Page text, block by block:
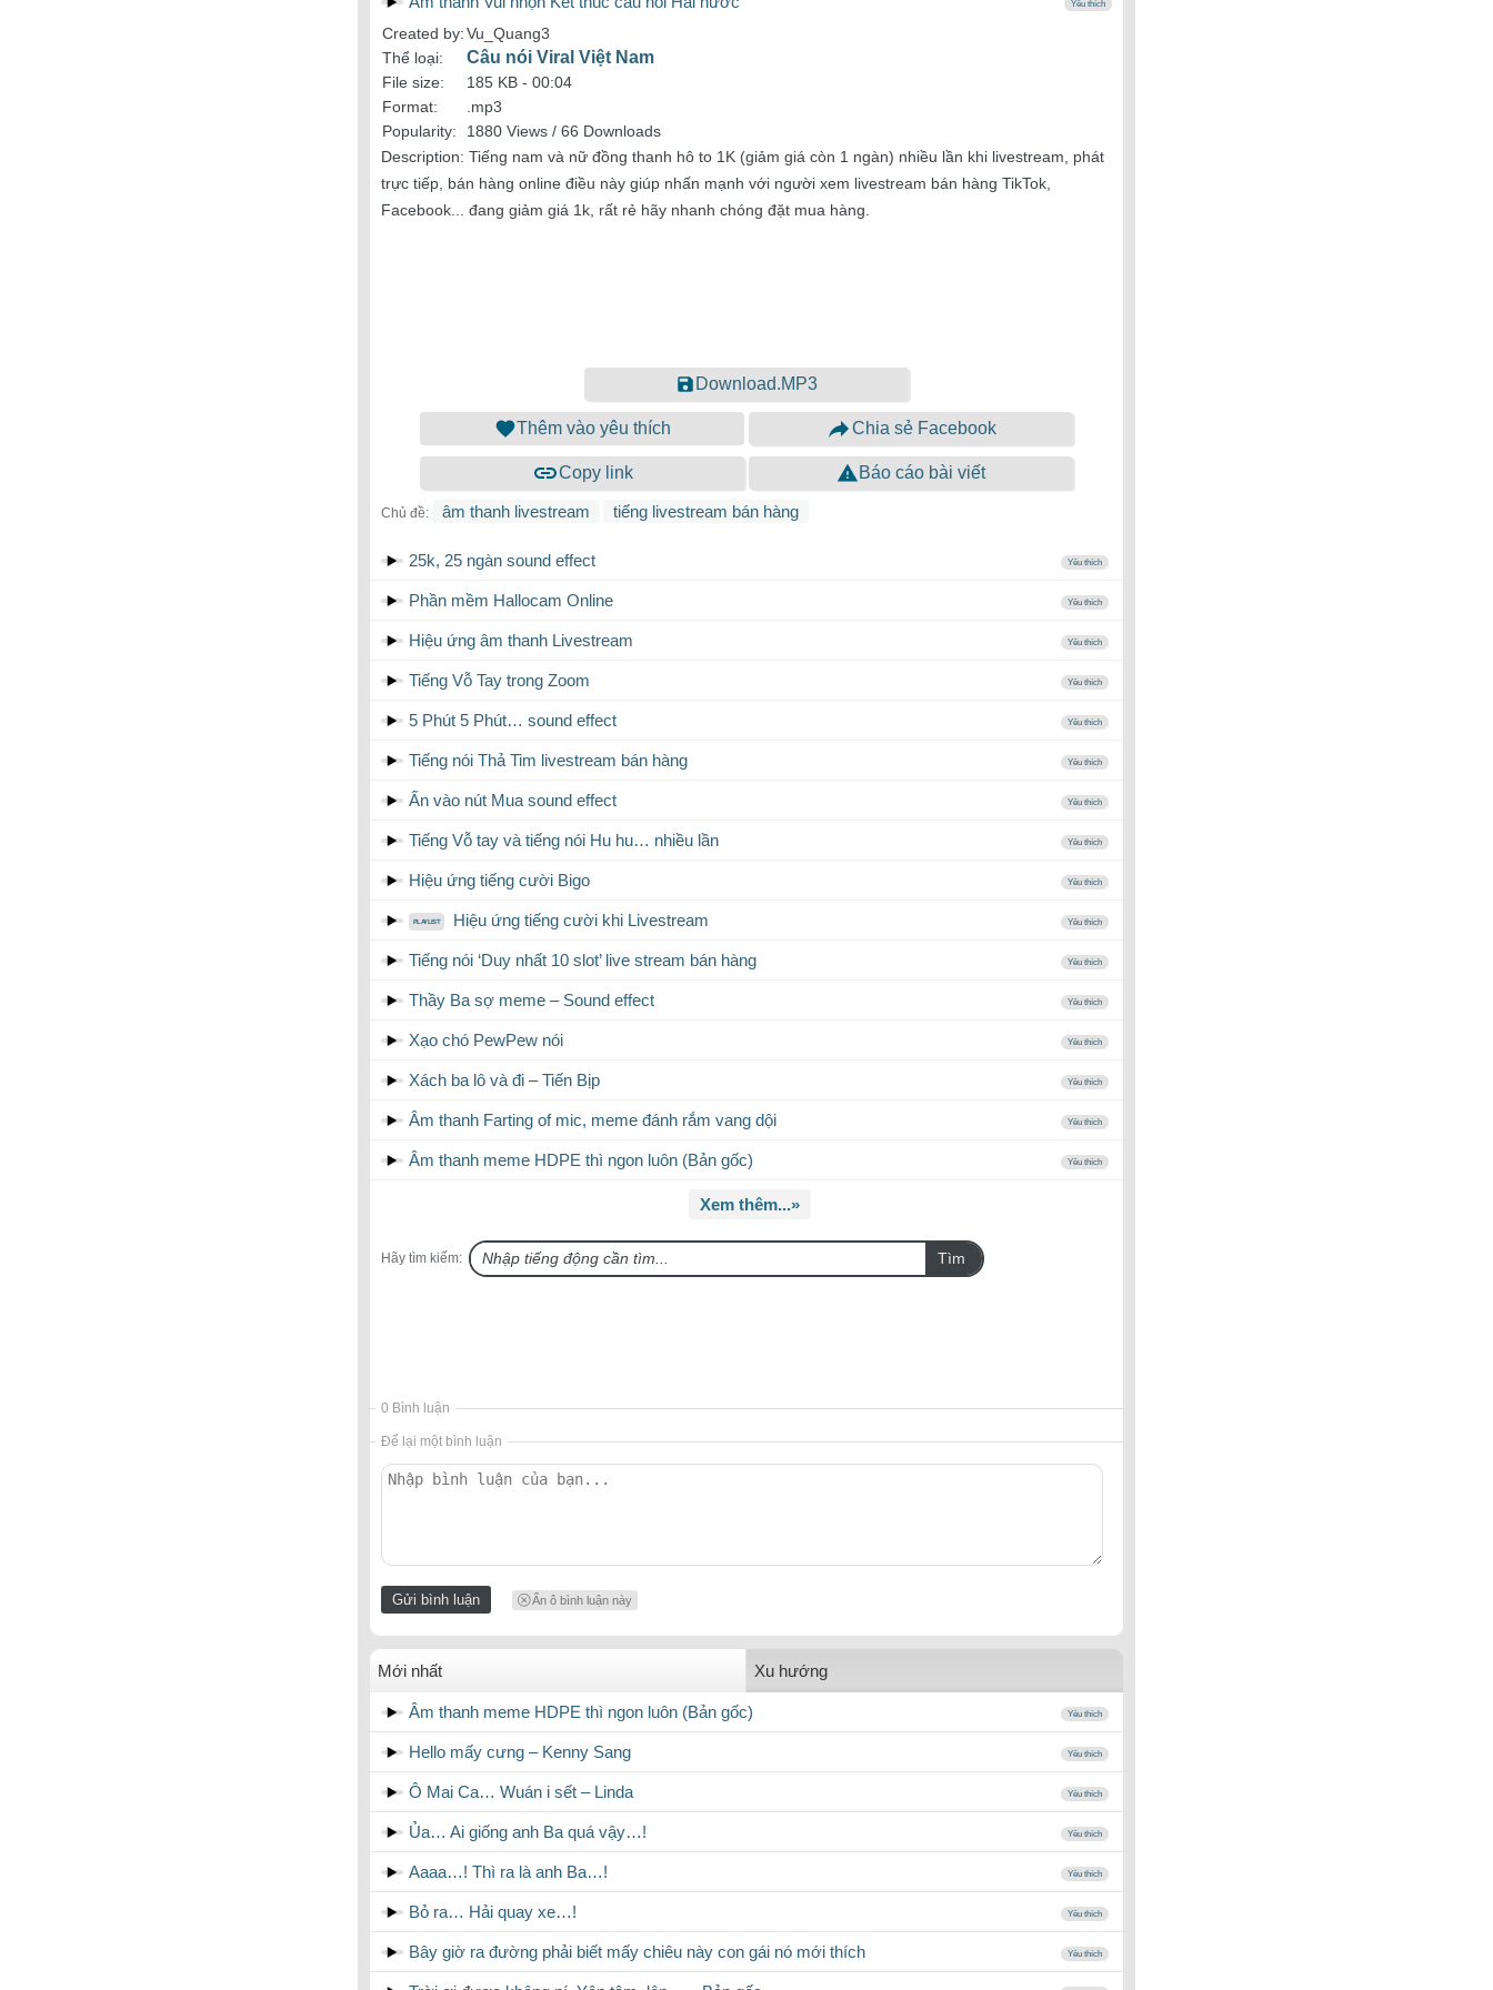
Yêu thích
Created by:Vu_Quang3
Thể loại:
Câu nói Viral Việt Nam
File size: 185 KB - 00:04
Format:
.mp3
Popularity:
1880 Views / 66 Downloads
Description: Tiếng nam và nữ đồng thanh hô to 1K (giảm giá còn 1 ngàn) nhiều lần khi livestream, phát
trực tiếp, bán hàng online điều này giúp nhấn mạnh với người xem livestream bán hàng TikTok,
Facebook... đang giảm giá 1k, rất rẻ hãy nhanh chóng đặt mua hàng.
Download.MP3
Thêm vào yêu thích Chia sẻ Facebook
Copy link Báo cáo bài viết
Chủ đề: âm thanh livestream tiếng livestream bán hàng
25k, 25 ngàn sound effect Yêu thích
Phần mềm Hallocam Online Yêu thích
Hiệu ứng âm thanh Livestream Yêu thích
Tiếng Vỗ Tay trong Zoom Yêu thích
5 Phút 5 Phút… sound effect Yêu thích
Tiếng nói Thả Tim livestream bán hàng Yêu thích
Ấn vào nút Mua sound effect Yêu thích
Tiếng Vỗ tay và tiếng nói Hu hu… nhiều lần Yêu thích
Hiệu ứng tiếng cười Bigo Yêu thích
Hiệu ứng tiếng cười khi Livestream Yêu thích
Tiếng nói ‘Duy nhất 10 slot’ live stream bán hàng Yêu thích
Thầy Ba sợ meme – Sound effect Yêu thích
Xạo chó PewPew nói Yêu thích
Xách ba lô và đi – Tiến Bịp Yêu thích
Âm thanh Farting of mic, meme đánh rắm vang dội Yêu thích
Âm thanh meme HDPE thì ngon luôn (Bản gốc) Yêu thích
Xem thêm...»
Hãy tìm kiếm: Tìm
0 Bình luận
Để lại một bình luận
Ẩn ô bình luận này
Mới nhất Xu hướng
Âm thanh meme HDPE thì ngon luôn (Bản gốc) Yêu thích
Hello mấy cưng – Kenny Sang Yêu thích
Ô Mai Ca… Wuán i sết – Linda Yêu thích
Ủa… Ai giống anh Ba quá vậy…! Yêu thích
Aaaa…! Thì ra là anh Ba…! Yêu thích
Bỏ ra… Hải quay xe…! Yêu thích
Bây giờ ra đường phải biết mấy chiêu này con gái nó mới thích Yêu thích